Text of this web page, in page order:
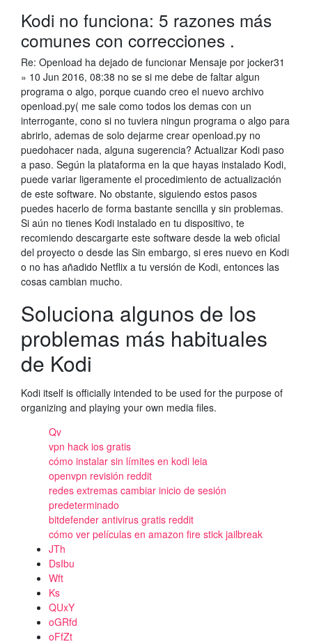
Kodi no funciona: 5 razones más
comunes con correcciones .
Re: Openload ha dejado de funcionar Mensaje por jocker31
» 10 Jun 2016, 08:38 no se si me debe de faltar algun
programa o algo, porque cuando creo el nuevo archivo
openload.py( me sale como todos los demas con un
interrogante, cono si no tuviera ningun programa o algo para
abrirlo, ademas de solo dejarme crear openload.py no
puedohacer nada, alguna sugerencia? Actualizar Kodi paso
a paso. Según la plataforma en la que hayas instalado Kodi,
puede variar ligeramente el procedimiento de actualización
de este software. No obstante, siguiendo estos pasos
puedes hacerlo de forma bastante sencilla y sin problemas.
Si aún no tienes Kodi instalado en tu dispositivo, te
recomiendo descargarte este software desde la web oficial
del proyecto o desde las Sin embargo, si eres nuevo en Kodi
o no has añadido Netflix a tu versión de Kodi, entonces las
cosas cambian mucho.
Soluciona algunos de los
problemas más habituales
de Kodi
Kodi itself is officially intended to be used for the purpose of
organizing and playing your own media files.
Qv
vpn hack ios gratis
cómo instalar sin límites en kodi leia
openvpn revisión reddit
redes extremas cambiar inicio de sesión
predeterminado
bitdefender antivirus gratis reddit
cómo ver películas en amazon fire stick jailbreak
JTh
DsIbu
Wft
Ks
QUxY
oGRfd
oFfZt